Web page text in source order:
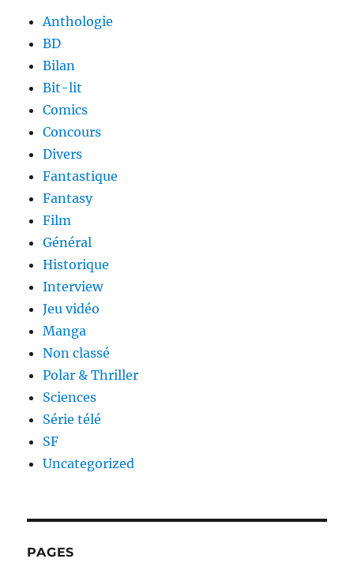
Anthologie
BD
Bilan
Bit-lit
Comics
Concours
Divers
Fantastique
Fantasy
Film
Général
Historique
Interview
Jeu vidéo
Manga
Non classé
Polar & Thriller
Sciences
Série télé
SF
Uncategorized
PAGES